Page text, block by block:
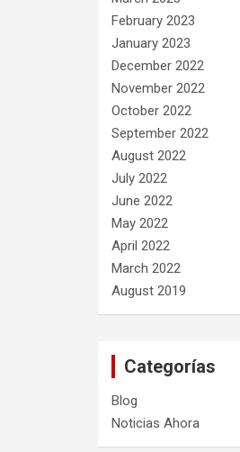
February 2023
January 2023
December 2022
November 2022
October 2022
September 2022
August 2022
July 2022
June 2022
May 2022
April 2022
March 2022
August 2019
Categorías
Blog
Noticias Ahora